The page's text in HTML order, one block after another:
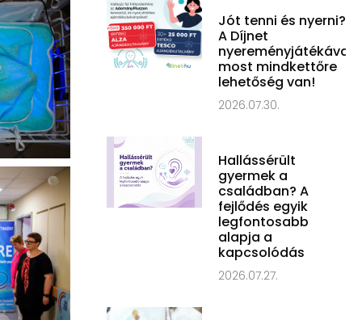
Jót tenni és nyerni?
A Díjnet
nyereményjátékával
most mindkettőre
lehetőség van!
2026.07.30.
Hallássérült
gyermek a
családban? A
fejlődés egyik
legfontosabb
alapja a
kapcsolódás
2026.07.27.